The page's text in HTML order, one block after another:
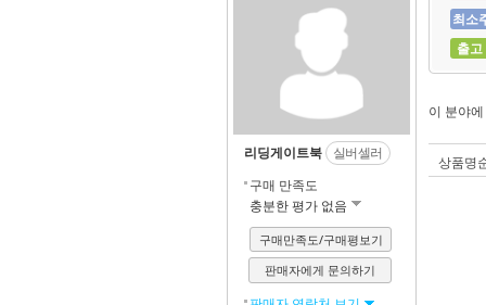
리딩게이트북
실버셀러
구매 만족도
충분한 평가 없음
구매만족도/구매평보기
판매자에게 문의하기
최소
출
이 분야에
상품명